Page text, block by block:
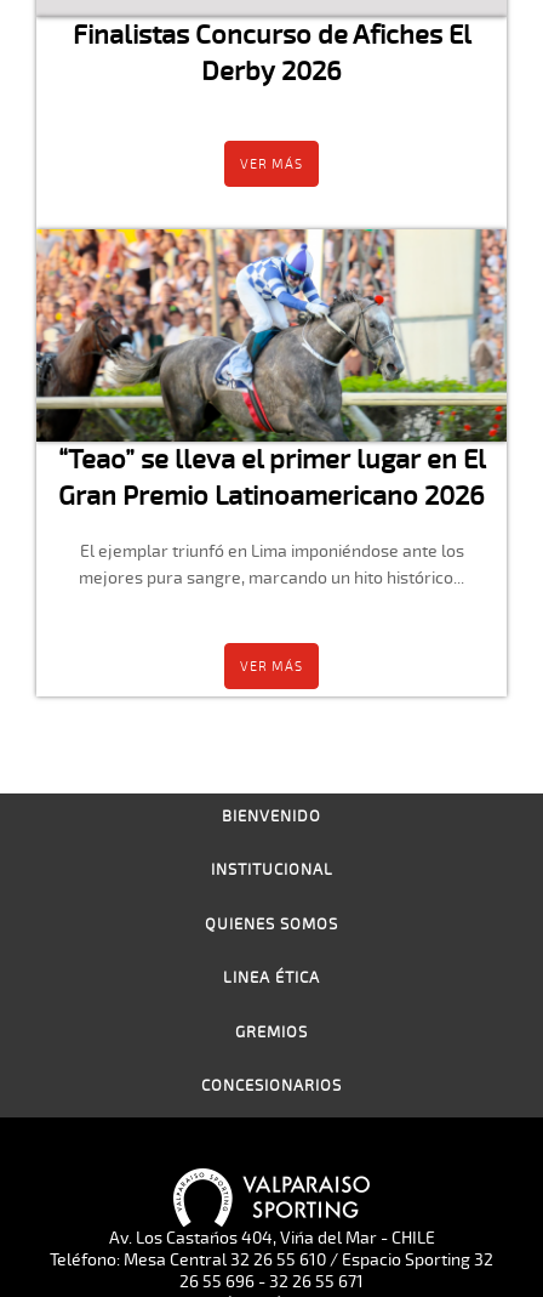
Finalistas Concurso de Afiches El
Derby 2026
VER MÁS
“Teao” se lleva el primer lugar en El
Gran Premio Latinoamericano 2026
El ejemplar triunfó en Lima imponiéndose ante los
mejores pura sangre, marcando un hito histórico...
VER MÁS
BIENVENIDO
INSTITUCIONAL
QUIENES SOMOS
LINEA ÉTICA
GREMIOS
CONCESIONARIOS
Av. Los Castaños 404, Viña del Mar - CHILE
Teléfono: Mesa Central 32 26 55 610 / Espacio Sporting 32
26 55 696 - 32 26 55 671